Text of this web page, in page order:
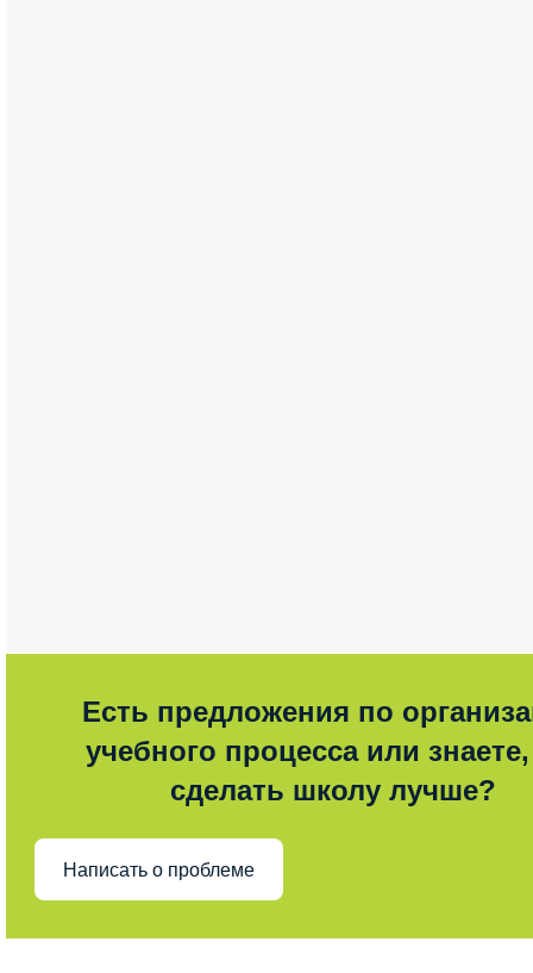
Есть предложения по
учебного процесса или знаете,
сделать школу лучше?
Написать о проблеме